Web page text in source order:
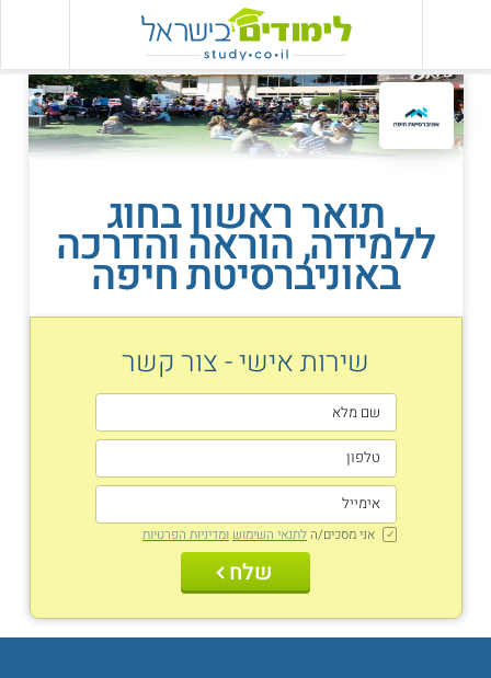
תואר ראשון בחוג
ללמידה, הוראה והדרכה
באוניברסיטת חיפה
שירות אישי - צור קשר
אני מסכים/ה לתנאי השימוש ומדיניות הפרטיות
שלח